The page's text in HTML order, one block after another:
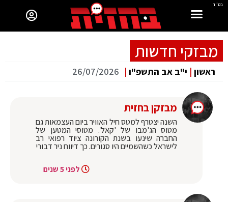
בס"ד
מבזקי חדשות
ראשון | י"ב אב התשפ"ו |
26/07/2026
מבזקן בחזית
השנה יצטרף למטס חיל האוויר ביום העצמאות גם
מטוס הג'מבו של 'קאל'. מטוסי המטען של
החברה שינעו בשנת הקורונה ציוד רפואי רב
לישראל כשהשמיים היו סגורים. כך דיווח ניר דבורי
לפני 5 שנים